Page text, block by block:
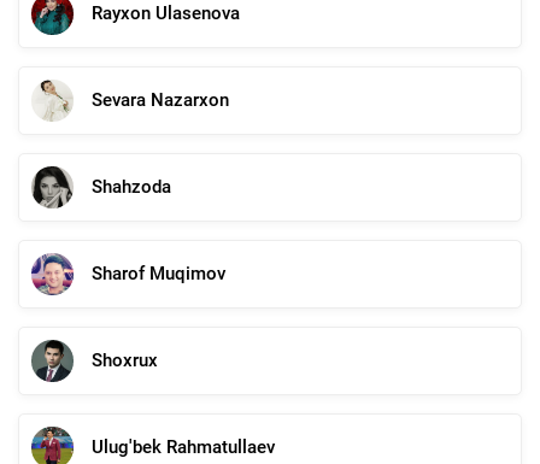
Rayxon Ulasenova
Sevara Nazarxon
Shahzoda
Sharof Muqimov
Shoxrux
Ulug'bek Rahmatullaev